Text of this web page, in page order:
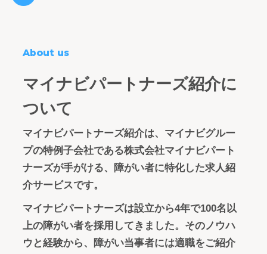
About us
マイナビパートナーズ紹介に
ついて
マイナビパートナーズ紹介は、マイナビグルー
プの特例子会社である株式会社マイナビパート
ナーズが手がける、障がい者に特化した求人紹
介サービスです。
マイナビパートナーズは設立から4年で100名以
上の障がい者を採用してきました。そのノウハ
ウと経験から、障がい当事者には適職をご紹介